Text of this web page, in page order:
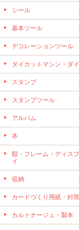
シール
基本ツール
デコレーションツール
ダイカットマシン・ダイ
スタンプ
スタンプツール
アルバム
本
額・フレーム・ディス
イ
収納
カードづくり用紙・封筒
カルトナージュ・製本